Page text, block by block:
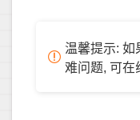
温馨提示: 如
难问题, 可在